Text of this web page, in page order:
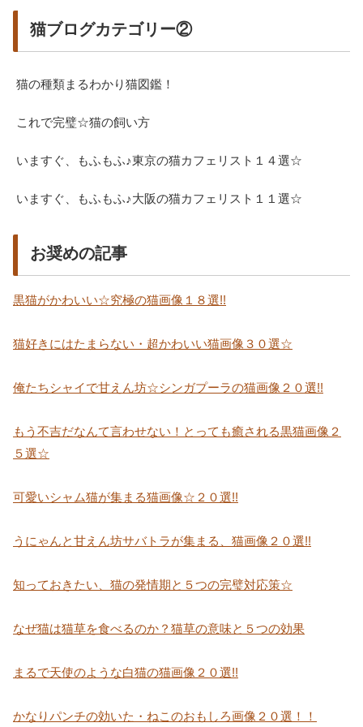
猫ブログカテゴリー②
猫の種類まるわかり猫図鑑！
これで完璧☆猫の飼い方
いますぐ、もふもふ♪東京の猫カフェリスト１４選☆
いますぐ、もふもふ♪大阪の猫カフェリスト１１選☆
お奨めの記事
黒猫がかわいい☆究極の猫画像１８選!!
猫好きにはたまらない・超かわいい猫画像３０選☆
俺たちシャイで甘えん坊☆シンガプーラの猫画像２０選!!
もう不吉だなんて言わせない！とっても癒される黒猫画像２
５選☆
可愛いシャム猫が集まる猫画像☆２０選!!
うにゃんと甘えん坊サバトラが集まる、猫画像２０選!!
知っておきたい、猫の発情期と５つの完璧対応策☆
なぜ猫は猫草を食べるのか？猫草の意味と５つの効果
まるで天使のような白猫の猫画像２０選!!
かなりパンチの効いた・ねこのおもしろ画像２０選！！